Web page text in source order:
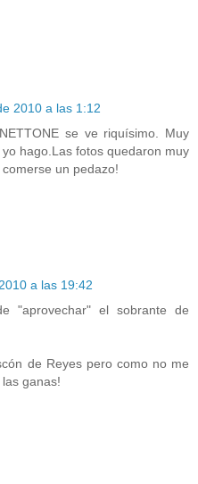
2010 a las 1:12
se ve riquísimo. Muy
hago.Las fotos quedaron muy
un pedazo!
a las 19:42
"aprovechar" el sobrante de
de Reyes pero como no me
ganas!